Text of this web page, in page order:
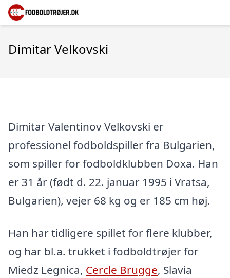
Dimitar Velkovski
Dimitar Valentinov Velkovski er
professionel fodboldspiller fra Bulgarien,
som spiller for fodboldklubben Doxa. Han
er 31 år (født d. 22. januar 1995 i Vratsa,
Bulgarien), vejer 68 kg og er 185 cm høj.
Han har tidligere spillet for flere klubber,
og har bl.a. trukket i fodboldtrøjer for
Miedz Legnica, Cercle Brugge, Slavia